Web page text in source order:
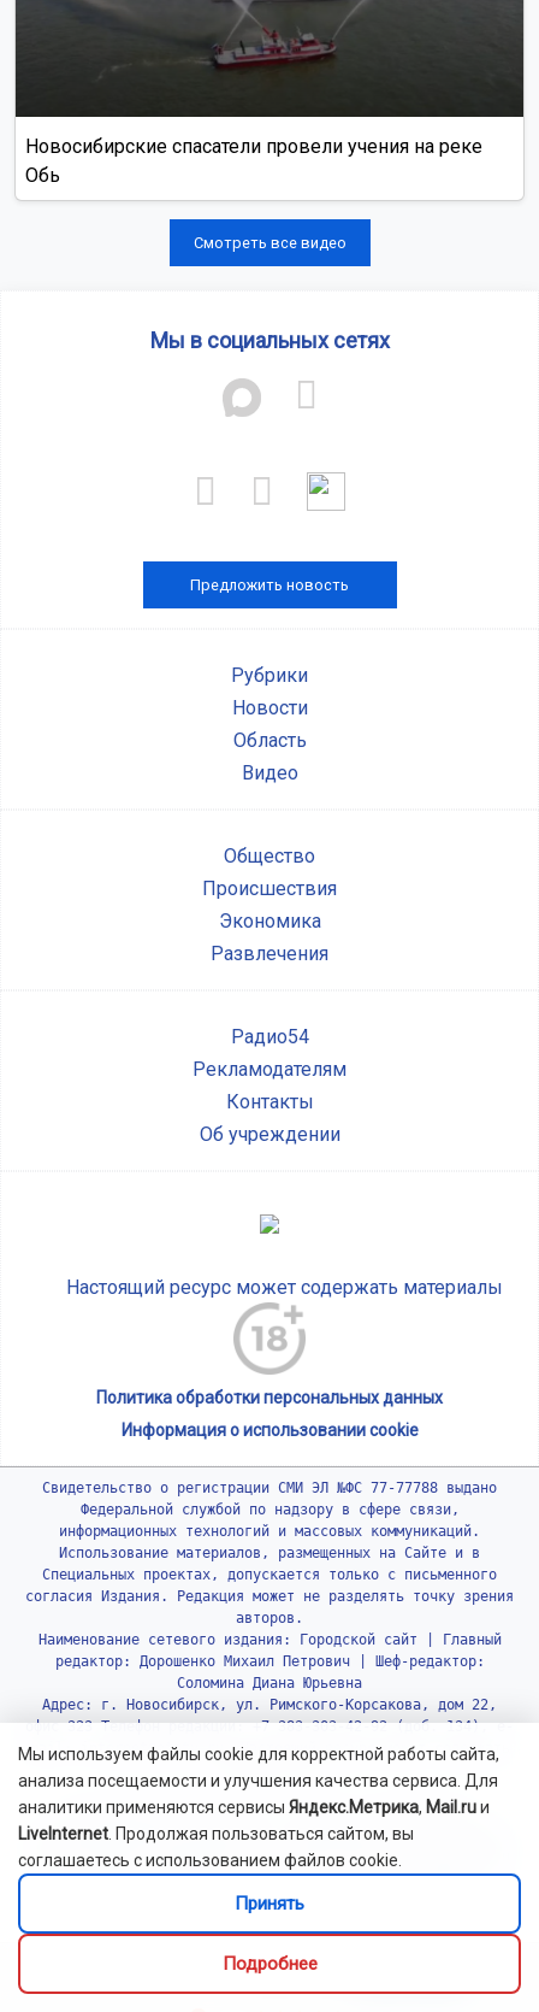
Новосибирские спасатели провели учения на реке
Обь
Смотреть все видео
Мы используем файлы cookie для корректной работы сайта,
анализа посещаемости и улучшения качества сервиса. Для
аналитики применяются сервисы Яндекс.Метрика, Mail.ruи
LiveInternet . Продолжая пользоваться сайтом, вы
соглашаетесь с использованием файлов cookie.
Принять
Подробнее
Мы в социальных сетях
Предложить новость
Рубрики
Новости
Область
Видео
Общество
Происшествия
Экономика
Развлечения
Радио54
Рекламодателям
Контакты
Об учреждении
Настоящий ресурс может содержать материалы
Политика обработки персональных данных
Информация о использовании cookie
Свидетельство о регистрации СМИ ЭЛ №ФС 77-77788 выдано
Федеральной службой по надзору в сфере связи,
информационных технологий и массовых коммуникаций.
Использование материалов, размещенных на Сайте и в
Специальных проектах, допускается только с письменного
согласия Издания. Редакция может не разделять точку зрения
авторов.
Наименование сетевого издания: Городской сайт | Главный
редактор: Дорошенко Михаил Петрович | Шеф-редактор:
Соломина Диана Юрьевна
Адрес: г. Новосибирск, ул. Римского-Корсакова, дом 22,
офис 323 Телефон редакции: +7 383-303-42-92 (доб. 134), e-
mail: internet@otstv.ru, Настоящий ресурс может содержать
материалы 18+.
На информационном ресурсе Gorsite.ru применяются
рекомендательные технологии - информационные технологии
предоставления информации на основе сбора, систематизации
и анализа сведений, относящихся к предпочтениям
пользователей сети «Интернет», находящихся на территории